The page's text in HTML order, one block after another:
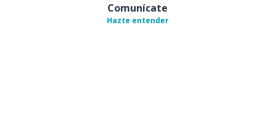
Comunícate
Hazte entender